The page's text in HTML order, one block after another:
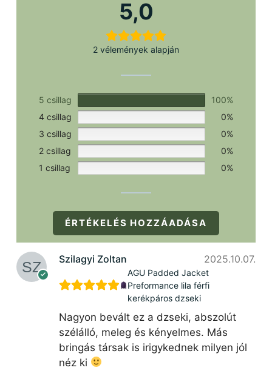
5,0
2 vélemények alapján
5 csillag
100%
4 csillag
0%
3 csillag
0%
2 csillag
0%
1 csillag
0%
ÉRTÉKELÉS HOZZÁADÁSA
Szilagyi Zoltan 2025.10.07.
AGU Padded Jacket
Preformance lila férfi
kerékpáros dzseki
Nagyon bevált ez a dzseki, abszolút
szélálló, meleg és kényelmes. Más
bringás társak is irigykednek milyen jól
néz ki